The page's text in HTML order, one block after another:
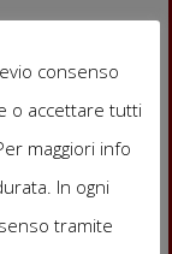
consenso
o accettare tutti
maggiori info
In ogni
tramite